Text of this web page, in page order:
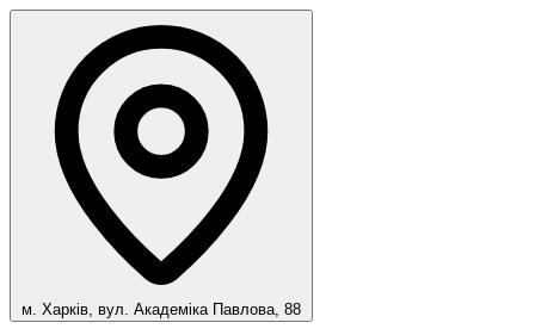
м. Харків, вул. Академіка Павлова, 88